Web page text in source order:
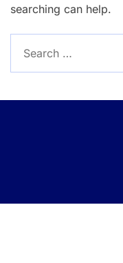
searching can help.
for: